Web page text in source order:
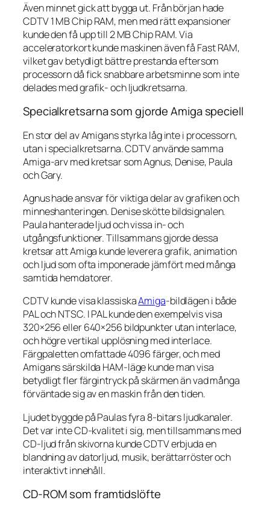
Även minnet gick att bygga ut. Från början hade
CDTV 1 MB Chip RAM, men med rätt expansioner
kunde den få upp till 2 MB Chip RAM. Via
acceleratorkort kunde maskinen även få Fast RAM,
vilket gav betydligt bättre prestanda eftersom
processorn då fick snabbare arbetsminne som inte
delades med grafik- och ljudkretsarna.
Specialkretsarna som gjorde Amiga speciell
En stor del av Amigans styrka låg inte i processorn,
utan i specialkretsarna. CDTV använde samma
Amiga-arv med kretsar som Agnus, Denise, Paula
och Gary.
Agnus hade ansvar för viktiga delar av grafiken och
minneshanteringen. Denise skötte bildsignalen.
Paula hanterade ljud och vissa in- och
utgångsfunktioner. Tillsammans gjorde dessa
kretsar att Amiga kunde leverera grafik, animation
och ljud som ofta imponerade jämfört med många
samtida hemdatorer.
CDTV kunde visa klassiskaAmiga-bildlägen i både
PAL och NTSC. I PAL kunde den exempelvis visa
320×256 eller 640×256 bildpunkter utan interlace,
och högre vertikal upplösning med interlace.
Färgpaletten omfattade 4096 färger, och med
Amigans särskilda HAM-läge kunde man visa
betydligt fler färgintryck på skärmen än vad många
förväntade sig av en maskin från den tiden.
Ljudet byggde på Paulas fyra 8-bitars ljudkanaler.
Det var inte CD-kvalitet i sig, men tillsammans med
CD-ljud från skivorna kunde CDTV erbjuda en
blandning av datorljud, musik, berättarröster och
interaktivt innehåll.
CD-ROM som framtidslöfte